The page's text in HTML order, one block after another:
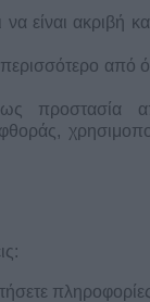
είναι ακριβή
από
προστασία
πληροφορίες